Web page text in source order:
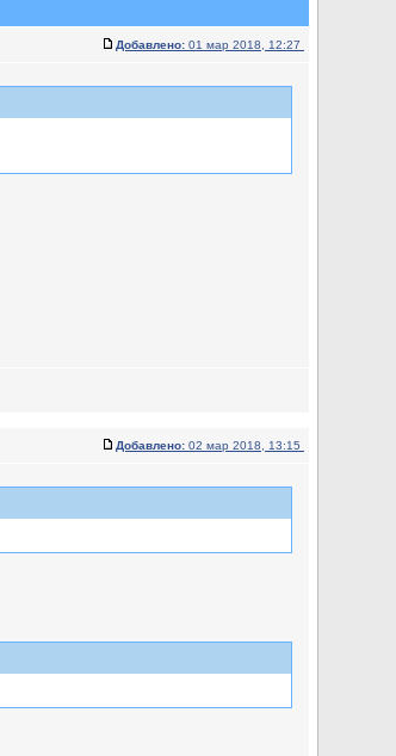
Добавлено: 01 мар 2018, 12:27
Добавлено: 02 мар 2018, 13:15